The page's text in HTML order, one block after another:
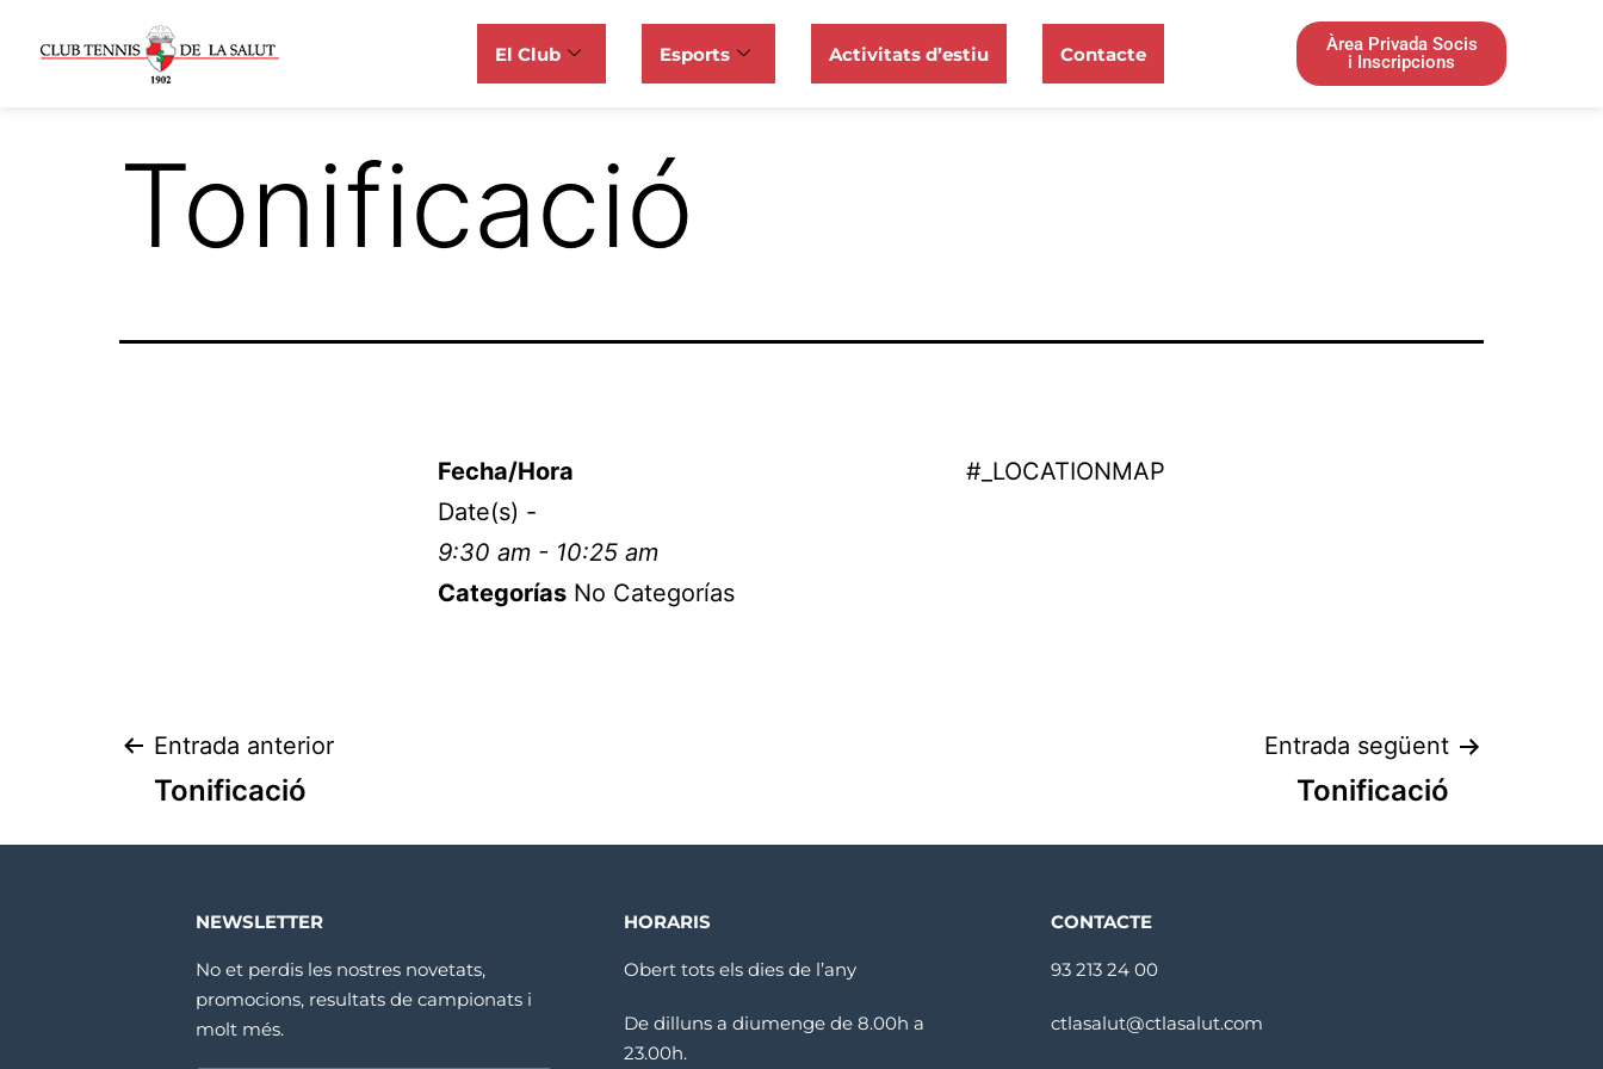
El Club Esports Activitats d’estiu Contacte
Àrea Privada Socis
i Inscripcions
Tonificació
#_LOCATIONMAP
Fecha/Hora
Date(s) -
9:30 am - 10:25 am
Categorías No Categorías
Entrada anterior
Tonificació
Entrada següent
Tonificació
NEWSLETTER
No et perdis les nostres novetats,
promocions, resultats de campionats i
molt més.
HORARIS
Obert tots els dies de l’any
De dilluns a diumenge de 8.00h a
23.00h.
CONTACTE
93 213 24 00
ctlasalut@ctlasalut.com